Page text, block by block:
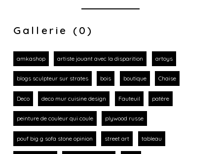
Gallerie (0)
amkashop artiste jouant avec la disparition artoys
blogs sculpteur sur strates bois boutique Chaise
Deco deco mur cuisine design Fauteuil patère
peinture de couleur qui coule plywood russe
pouf big g sofa stone opinion street art tableau